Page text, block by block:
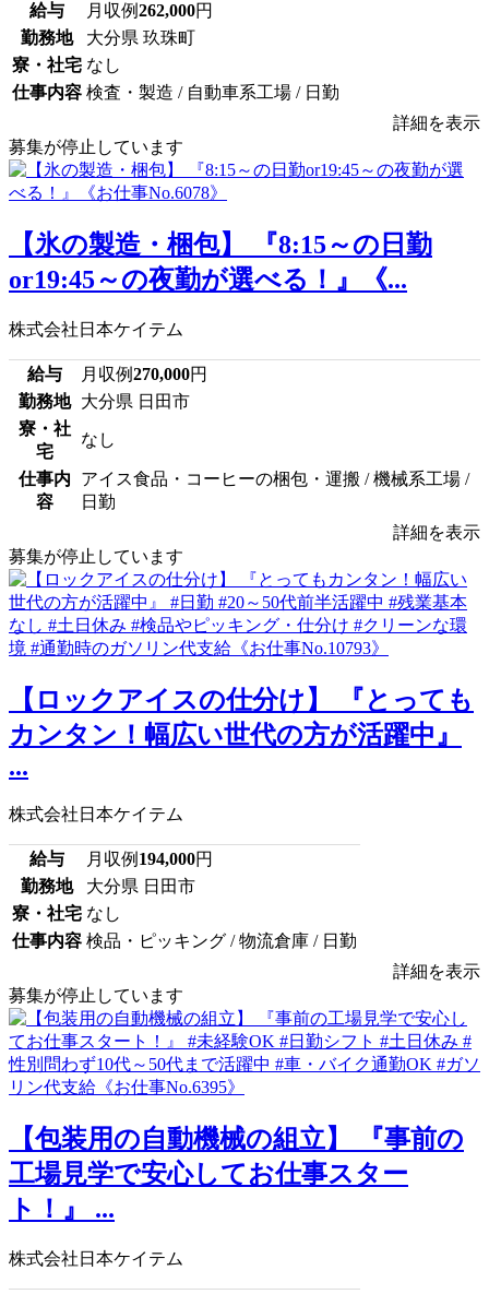
給与 月収例262,000円
勤務地
大分県 玖珠町
寮・社宅 なし
仕事内容 検査・製造 / 自動車系工場 / 日勤
詳細を表示
募集が停止しています
【氷の製造・梱包】 『8:15～の日勤
or19:45～の夜勤が選べる！』《...
株式会社日本ケイテム
給与 月収例270,000円
勤務地
大分県 日田市
寮・社
宅
なし
仕事内
容
アイス食品・コーヒーの梱包・運搬 / 機械系工場 /
日勤
詳細を表示
募集が停止しています
【ロックアイスの仕分け】 『とっても
カンタン！幅広い世代の方が活躍中』
...
株式会社日本ケイテム
給与 月収例 194,000円
勤務地
大分県 日田市
寮・社宅 なし
仕事内容 検品・ピッキング / 物流倉庫 / 日勤
詳細を表示
募集が停止しています
【包装用の自動機械の組立】 『事前の
工場見学で安心してお仕事スター
ト！』 ...
株式会社日本ケイテム